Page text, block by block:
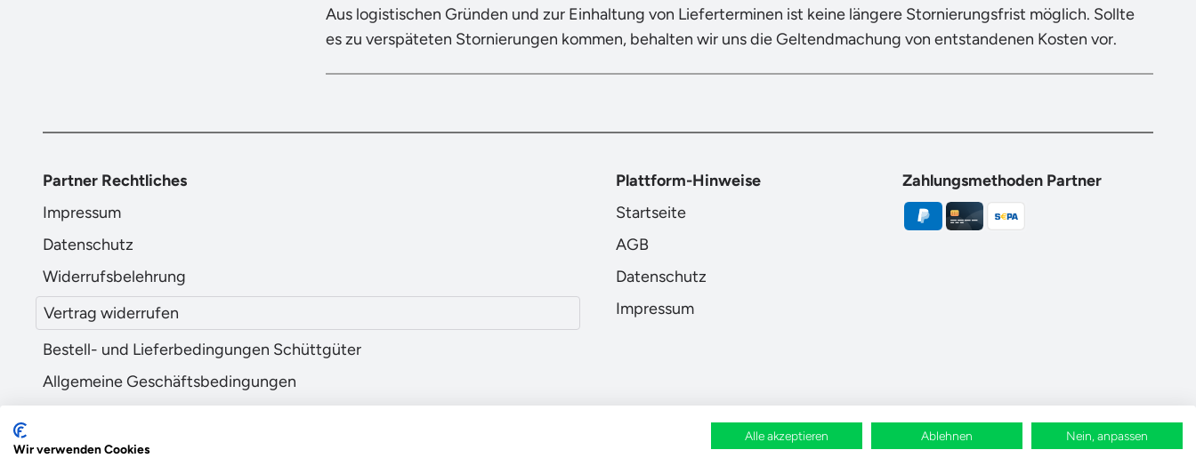
Aus logistischen Gründen und zur Einhaltung von Lieferterminen ist keine längere Stornierungsfrist möglich. Sollte
es zu verspäteten Stornierungen kommen, behalten wir uns die Geltendmachung von entstandenen Kosten vor.
Partner Rechtliches
Impressum
Datenschutz
Widerrufsbelehrung
Vertrag widerrufen
Bestell- und Lieferbedingungen Schüttgüter
Allgemeine Geschäftsbedingungen
Plattform-Hinweise
Startseite
AGB
Datenschutz
Impressum
Zahlungsmethoden Partner
Wir verwenden Cookies
Alle akzeptieren Ablehnen Nein, anpassen